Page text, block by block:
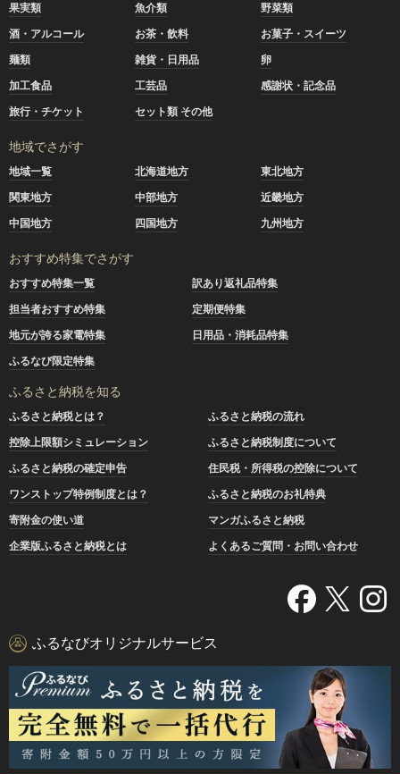
果実類
魚介類
野菜類
酒・アルコール
お茶・飲料
お菓子・スイーツ
麺類
雑貨・日用品
卵
加工食品
工芸品
感謝状・記念品
旅行・チケット
セット類 その他
地域でさがす
地域一覧 北海道地方
東北地方
関東地方
中部地方
近畿地方
中国地方
四国地方 九州地方
おすすめ特集でさがす
おすすめ特集一覧
訳あり返礼品特集
担当者おすすめ特集
定期便特集
地元が誇る家電特集
日用品・消耗品特集
ふるなび限定特集
ふるさと納税を知る
ふるさと納税とは？
ふるさと納税の流れ
控除上限額シミュレーション
ふるさと納税制度について
ふるさと納税の確定申告
住民税・所得税の控除について
ワンストップ特例制度とは？
ふるさと納税のお礼特典
寄附金の使い道
マンガふるさと納税
企業版ふるさと納税とは
よくあるご質問・お問い合わせ
ふるなびオリジナルサービス